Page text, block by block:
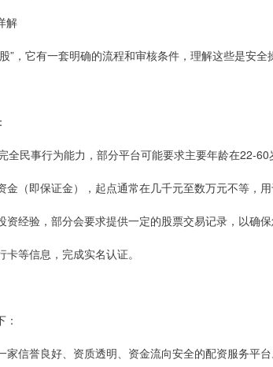
解
”，它有一套明确的流程和审核条件，理解这些是安全
民事行为能力，部分平台可能要求主要年龄在22-60
（即保证金），起点通常在几千元至数万元不等，用
经验，部分会要求提供一定的股票交易记录，以确保
等信息，完成实名认证。
信誉良好、资质透明、资金流向安全的配资服务平台